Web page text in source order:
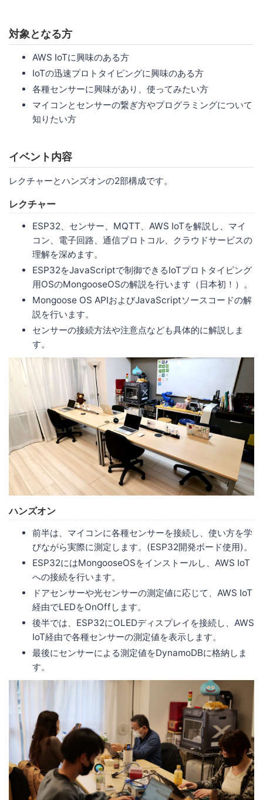
対象となる方
AWS IoTに興味のある方
IoTの迅速プロトタイピングに興味のある方
各種センサーに興味があり、使ってみたい方
マイコンとセンサーの繋ぎ方やプログラミングについて
知りたい方
イベント内容
レクチャーとハンズオンの2部構成です。
レクチャー
ESP32、センサー、MQTT、AWS IoTを解説し、マイ
コン、電子回路、通信プロトコル、クラウドサービスの
理解を深めます。
ESP32をJavaScriptで制御できるIoTプロトタイピング
用OSのMongooseOSの解説を行います（日本初！）。
Mongoose OS APIおよびJavaScriptソースコードの解
説を行います。
センサーの接続方法や注意点なども具体的に解説しま
す。
ハンズオン
前半は、マイコンに各種センサーを接続し、使い方を学
びながら実際に測定します。(ESP32開発ボード使用)。
ESP32にはMongooseOSをインストールし、AWS IoT
への接続を行います。
ドアセンサーや光センサーの測定値に応じて、AWS IoT
経由でLEDをOnOffします。
後半では、ESP32にOLEDディスプレイを接続し、AWS
IoT経由で各種センサーの測定値を表示します。
最後にセンサーによる測定値をDynamoDBに格納しま
す。